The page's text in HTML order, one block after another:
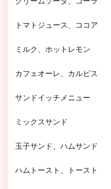
トマトジュース、ココア
ミルク、ホットレモン
カフェオーレ、カルピス
サンドイッチメニュー
ミックスサンド
玉子サンド、ハムサンド
ハムトースト、トースト